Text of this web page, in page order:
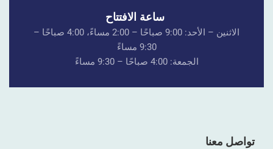
ساعة الافتتاح
الاثنين – الأحد: 9:00 صباحًا – 2:00 مساءً، 4:00 صباحًا –
9:30 مساءً
الجمعة: 4:00 صباحًا – 9:30 مساءً
تواصل معنا